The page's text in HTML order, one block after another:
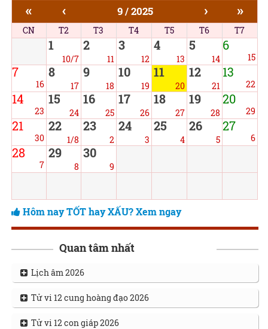
« ‹ 9 / 2025 › »
CN T2 T3 T4 T5 T6 T7
1
10/7
2
11
3
12
4
13
5
14
6
15
7
16
8
17
9
18
10
19
11
20
12
21
13
22
14
23
15
24
16
25
17
26
18
27
19
28
20
29
21
30
22
1/8
23
2
24
3
25
4
26
5
27
6
28
7
29
8
30
9
Hôm nay TỐT hay XẤU? Xem ngay
Quan tâm nhất
Lịch âm 2026
Tử vi 12 cung hoàng đạo 2026
Tử vi 12 con giáp 2026